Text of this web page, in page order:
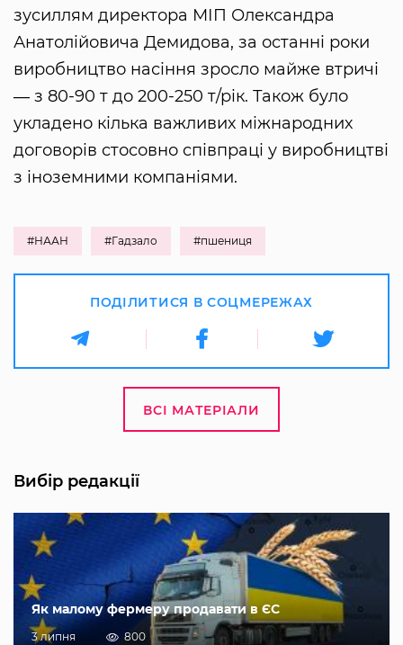
зусиллям директора МІП Олександра
Анатолійовича Демидова, за останні роки
виробництво насіння зросло майже втричі
― з 80-90 т до 200-250 т/рік. Також було
укладено кілька важливих міжнародних
договорів стосовно співпраці у виробництві
з іноземними компаніями.
#НААН #Гадзало #пшениця
ПОДІЛИТИСЯ В СОЦМЕРЕЖАХ
ВСІ МАТЕРІАЛИ
Вибір редакції
Як малому фермеру продавати в ЄС
3 липня 800